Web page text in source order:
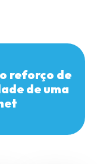
reforço de
de uma